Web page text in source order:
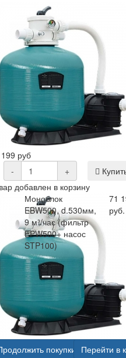
руб
-
+
добавлен в корзину
Моноблок
EBW500, d.530мм,
9 м³/час (фильтр
EPW500+ насос
STP100)
71
руб.
покупки Перейти в